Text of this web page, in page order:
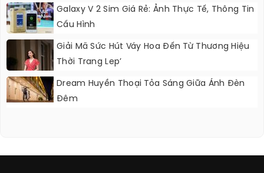
Galaxy V 2 Sim Giá Rẻ: Ảnh Thực Tế, Thông Tin
Cấu Hình
Giải Mã Sức Hút Váy Hoa Đến Từ Thương Hiệu
Thời Trang Lep’
Dream Huyền Thoại Tỏa Sáng Giữa Ánh Đèn
Đêm